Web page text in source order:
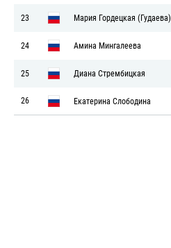
23 Мария Гордецкая (Гудаева)
24 Амина Мингалеева
25 Диана Стрембицкая
26 Екатерина Слободина